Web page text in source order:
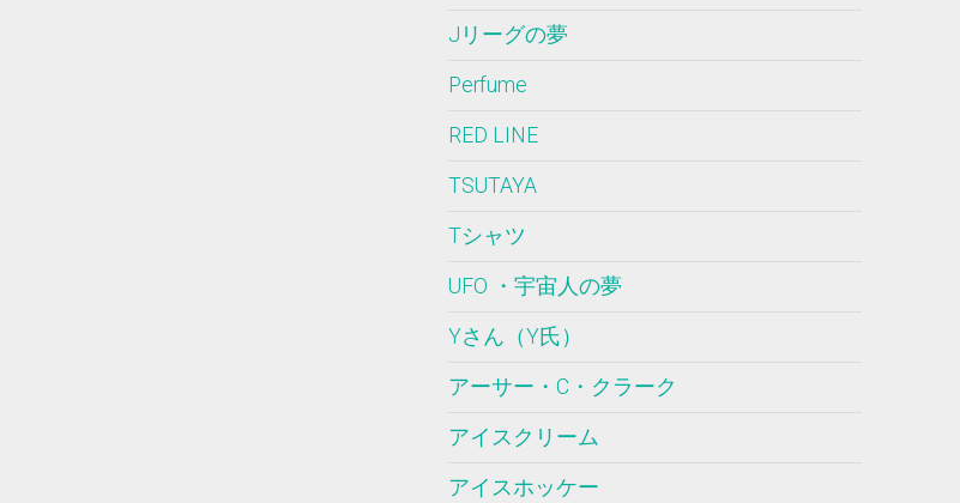
Jリーグの夢
Perfume
RED LINE
TSUTAYA
Tシャツ
UFO ・宇宙人の夢
Yさん（Y氏）
アーサー・C・クラーク
アイスクリーム
アイスホッケー